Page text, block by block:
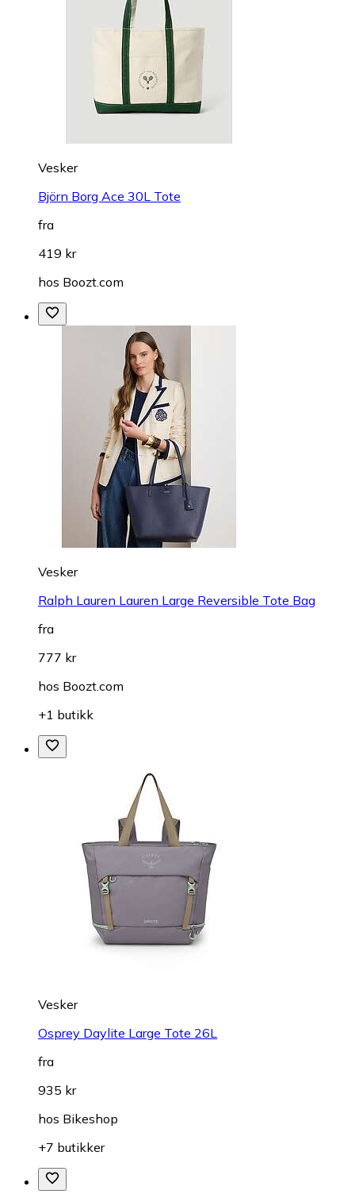
Vesker
Björn Borg Ace 30L Tote
fra
419 kr
hos Boozt.com
Vesker
Ralph Lauren Lauren Large Reversible Tote Bag
fra
777 kr
hos Boozt.com
+1 butikk
Vesker
Osprey Daylite Large Tote 26L
fra
935 kr
hos Bikeshop
+7 butikker